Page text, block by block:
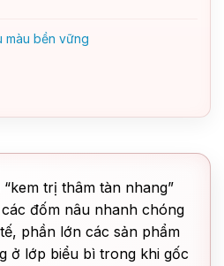
màu bền vững
trị thâm tàn nhang”
đốm nâu nhanh chóng
phần lớn các sản phẩm
ở lớp biểu bì trong khi gốc